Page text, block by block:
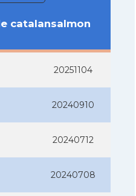
catalansalmon
20251104
20240910
20240712
20240708